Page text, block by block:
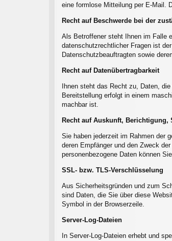
eine formlose Mitteilung per E-Mail.
Recht auf Beschwerde bei der
Als Betroffener steht Ihnen im Falle
datenschutzrechtlicher Fragen ist
Datenschutzbeauftragten sowie
Recht auf Datenübertragbarkeit
Ihnen steht das Recht zu, Daten,
Bereitstellung erfolgt in einem
machbar ist.
Recht auf Auskunft, Berichtigung,
Sie haben jederzeit im Rahmen der
deren Empfänger und den Zweck
personenbezogene Daten können
SSL- bzw. TLS-Verschlüsselung
Aus Sicherheitsgründen und zum
sind Daten, die Sie über diese
Symbol in der Browserzeile.
Server-Log-Dateien
In Server-Log-Dateien erhebt und